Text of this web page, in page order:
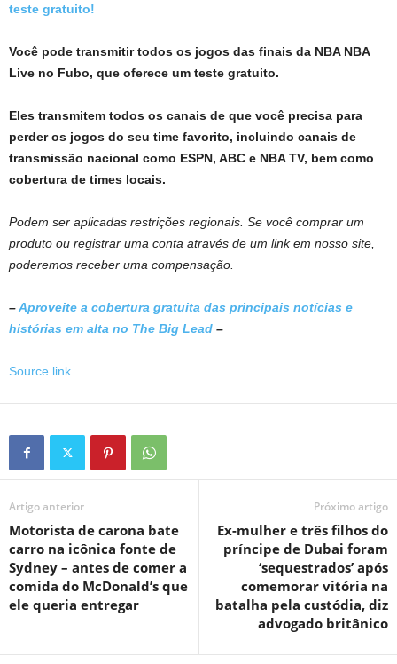
teste gratuito!
Você pode transmitir todos os jogos das finais da NBA NBA
Live no Fubo, que oferece um teste gratuito.
Eles transmitem todos os canais de que você precisa para
perder os jogos do seu time favorito, incluindo canais de
transmissão nacional como ESPN, ABC e NBA TV, bem como
cobertura de times locais.
Podem ser aplicadas restrições regionais. Se você comprar um
produto ou registrar uma conta através de um link em nosso site,
poderemos receber uma compensação.
–Aproveite a cobertura gratuita das principais notícias e
histórias em alta no The Big Lead –
Source link
Artigo anterior
Motorista de carona bate
carro na icônica fonte de
Sydney – antes de comer a
comida do McDonald’s que
ele queria entregar
Próximo artigo
Ex-mulher e três filhos do
príncipe de Dubai foram
‘sequestrados’ após
comemorar vitória na
batalha pela custódia, diz
advogado britânico